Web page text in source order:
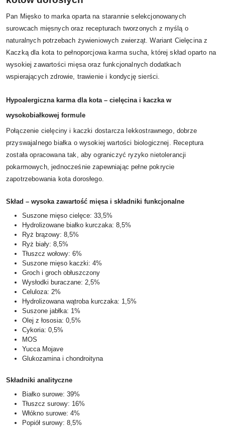
Pan Mięsko to marka oparta na starannie selekcjonowanych
surowcach mięsnych oraz recepturach tworzonych z myślą o
naturalnych potrzebach żywieniowych zwierząt. Wariant Cielęcina z
Kaczką dla kota to pełnoporcjowa karma sucha, której skład oparto na
wysokiej zawartości mięsa oraz funkcjonalnych dodatkach
wspierających zdrowie, trawienie i kondycję sierści.
Hypoalergiczna karma dla kota – cielęcina i kaczka w
wysokobiałkowej formule
Połączenie cielęciny i kaczki dostarcza lekkostrawnego, dobrze
przyswajalnego białka o wysokiej wartości biologicznej. Receptura
została opracowana tak, aby ograniczyć ryzyko nietolerancji
pokarmowych, jednocześnie zapewniając pełne pokrycie
zapotrzebowania kota dorosłego.
Skład – wysoka zawartość mięsa i składniki funkcjonalne
Suszone mięso cielęce: 33,5%
Hydrolizowane białko kurczaka: 8,5%
Ryż brązowy: 8,5%
Ryż biały: 8,5%
Tłuszcz wołowy: 6%
Suszone mięso kaczki: 4%
Groch i groch obłuszczony
Wysłodki buraczane: 2,5%
Celuloza: 2%
Hydrolizowana wątroba kurczaka: 1,5%
Suszone jabłka: 1%
Olej z łososia: 0,5%
Cykoria: 0,5%
MOS
Yucca Mojave
Glukozamina i chondroityna
Składniki analityczne
Białko surowe: 39%
Tłuszcz surowy: 16%
Włókno surowe: 4%
Popiół surowy: 8,5%